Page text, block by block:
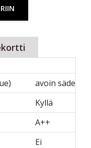
avoin säde
Kyllä
A++
Ei